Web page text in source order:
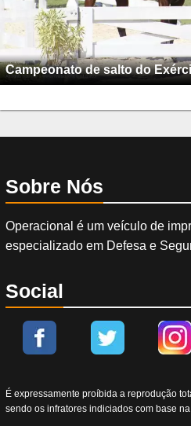
Campeonato de salto do
Sobre Nós
Operacional é um veículo de
especializado em Defesa e
Social
É expressamente proíbida a reprodução
sendo os infratores indiciados com base